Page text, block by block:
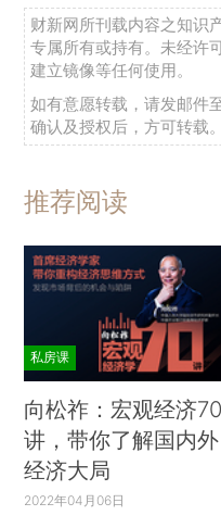
财新网所刊载内容之知识
专属所有或持有。未经许
建立镜像等任何使用。
如有意愿转载，请发邮件
确认及授权后，方可转载。
推荐阅读
私房课
向松祚：宏观经济70
讲，带你了解国内外
经济大局
2022年04月06日